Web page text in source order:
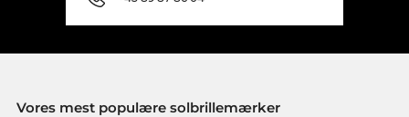
Vores mest populære solbrillemærker